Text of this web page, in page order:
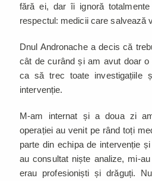
fără ei, dar îi ignoră
respectul: medicii care salvează
Dnul Andronache a decis că
cât de curând și am avut doar o
ca să trec toate investigațiile
intervenție.
M-am internat și a doua zi
operației au venit pe rând toți
parte din echipa de intervenție
au consultat niște analize, mi-
erau profesioniști și drăguți.